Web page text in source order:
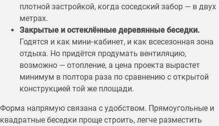
плотной застройкой, когда соседский забор — в двух
метрах.
Закрытые и остеклённые деревянные беседки.
Годятся и как мини‑кабинет, и как всесезонная зона
отдыха. Но придётся продумать вентиляцию,
возможно — отопление, а цена проекта вырастет
минимум в полтора раза по сравнению с открытой
конструкцией той же площади.
Форма напрямую связана с удобством. Прямоугольные и
квадратные беседки проще строить, легче разместить